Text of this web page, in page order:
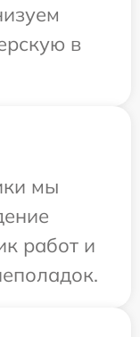
в
мы
работ и